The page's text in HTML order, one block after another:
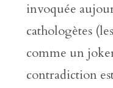
invoquée
cathologètes
comme un
contradiction